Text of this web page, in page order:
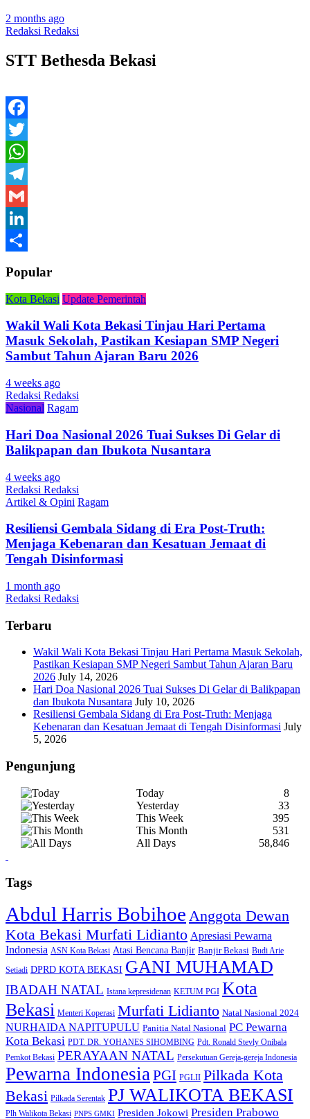
2 months ago
Redaksi Redaksi
STT Bethesda Bekasi
Facebook
Twitter
WhatsApp
Telegram
Gmail
LinkedIn
Popular
Kota Bekasi Update Pemerintah
Wakil Wali Kota Bekasi Tinjau Hari Pertama
Masuk Sekolah, Pastikan Kesiapan SMP Negeri
Sambut Tahun Ajaran Baru 2026
4 weeks ago
Redaksi Redaksi
Nasional Ragam
Hari Doa Nasional 2026 Tuai Sukses Di Gelar di
Balikpapan dan Ibukota Nusantara
4 weeks ago
Redaksi Redaksi
Artikel & Opini Ragam
Resiliensi Gembala Sidang di Era Post-Truth:
Menjaga Kebenaran dan Kesatuan Jemaat di
Tengah Disinformasi
1 month ago
Redaksi Redaksi
Terbaru
Wakil Wali Kota Bekasi Tinjau Hari Pertama Masuk Sekolah,
Pastikan Kesiapan SMP Negeri Sambut Tahun Ajaran Baru
2026 July 14, 2026
Hari Doa Nasional 2026 Tuai Sukses Di Gelar di Balikpapan
dan Ibukota Nusantara July 10, 2026
Resiliensi Gembala Sidang di Era Post-Truth: Menjaga
Kebenaran dan Kesatuan Jemaat di Tengah Disinformasi July
5, 2026
Pengunjung
Today
8
Yesterday
33
This Week
395
This Month
531
All Days
58,846
Tags
Abdul Harris Bobihoe Anggota Dewan
Kota Bekasi Murfati Lidianto Apresiasi Pewarna
Indonesia ASN Kota Bekasi Atasi Bencana Banjir Banjir Bekasi Budi Arie
Setiadi DPRD KOTA BEKASI GANI MUHAMAD
IBADAH NATAL Istana kepresidenan KETUM PGI Kota
Bekasi Menteri Koperasi Murfati Lidianto Natal Nasional 2024
NURHAIDA NAPITUPULU Panitia Natal Nasional PC Pewarna
Kota Bekasi PDT. DR. YOHANES SIHOMBING Pdt. Ronald Stevly Onibala
Pemkot Bekasi PERAYAAN NATAL Persekutuan Gereja-gereja Indonesia
Pewarna IndonesiaPGI PGLII Pilkada Kota
Bekasi Pilkada Serentak PJ WALIKOTA BEKASI
Plh Walikota Bekasi PNPS GMKI Presiden Jokowi Presiden Prabowo